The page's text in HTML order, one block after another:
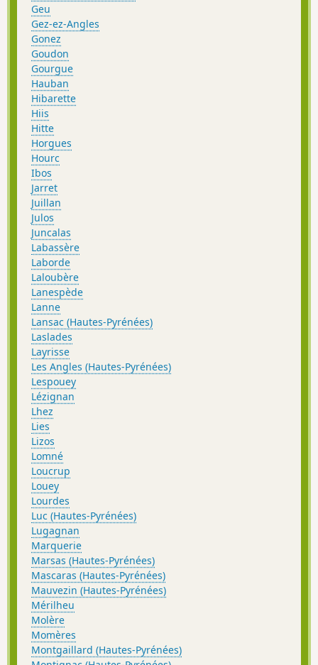
Geu
Gez-ez-Angles
Gonez
Goudon
Gourgue
Hauban
Hibarette
Hiis
Hitte
Horgues
Hourc
Ibos
Jarret
Juillan
Julos
Juncalas
Labassère
Laborde
Laloubère
Lanespède
Lanne
Lansac (Hautes-Pyrénées)
Laslades
Layrisse
Les Angles (Hautes-Pyrénées)
Lespouey
Lézignan
Lhez
Lies
Lizos
Lomné
Loucrup
Louey
Lourdes
Luc (Hautes-Pyrénées)
Lugagnan
Marquerie
Marsas (Hautes-Pyrénées)
Mascaras (Hautes-Pyrénées)
Mauvezin (Hautes-Pyrénées)
Mérilheu
Molère
Momères
Montgaillard (Hautes-Pyrénées)